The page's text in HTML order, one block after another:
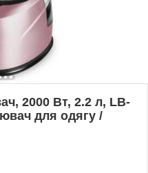
2000 Вт, 2.2 л, LB-
для одягу /